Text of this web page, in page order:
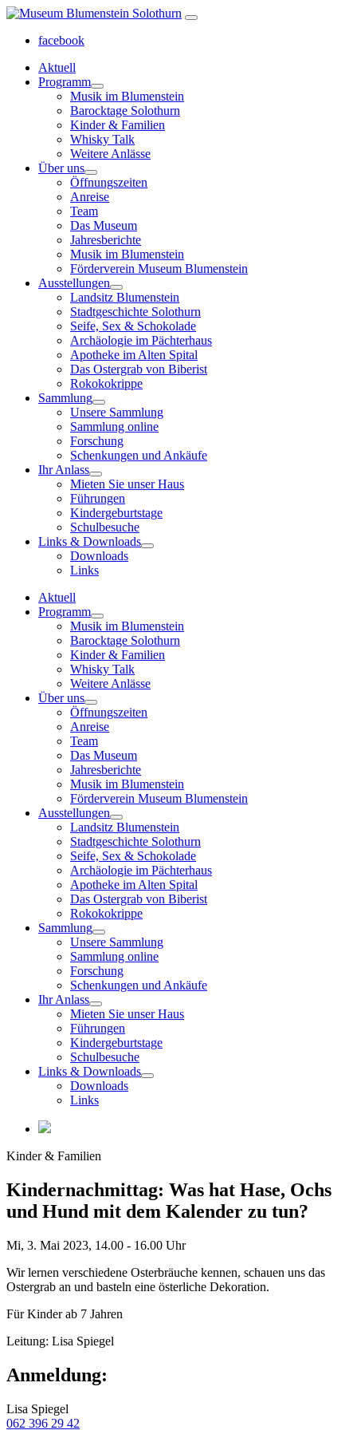
facebook
Aktuell
Programm
Musik im Blumenstein
Barocktage Solothurn
Kinder & Familien
Whisky Talk
Weitere Anlässe
Über uns
Öffnungszeiten
Anreise
Team
Das Museum
Jahresberichte
Musik im Blumenstein
Förderverein Museum Blumenstein
Ausstellungen
Landsitz Blumenstein
Stadtgeschichte Solothurn
Seife, Sex & Schokolade
Archäologie im Pächterhaus
Apotheke im Alten Spital
Das Ostergrab von Biberist
Rokokokrippe
Sammlung
Unsere Sammlung
Sammlung online
Forschung
Schenkungen und Ankäufe
Ihr Anlass
Mieten Sie unser Haus
Führungen
Kindergeburtstage
Schulbesuche
Links & Downloads
Downloads
Links
Aktuell
Programm
Musik im Blumenstein
Barocktage Solothurn
Kinder & Familien
Whisky Talk
Weitere Anlässe
Über uns
Öffnungszeiten
Anreise
Team
Das Museum
Jahresberichte
Musik im Blumenstein
Förderverein Museum Blumenstein
Ausstellungen
Landsitz Blumenstein
Stadtgeschichte Solothurn
Seife, Sex & Schokolade
Archäologie im Pächterhaus
Apotheke im Alten Spital
Das Ostergrab von Biberist
Rokokokrippe
Sammlung
Unsere Sammlung
Sammlung online
Forschung
Schenkungen und Ankäufe
Ihr Anlass
Mieten Sie unser Haus
Führungen
Kindergeburtstage
Schulbesuche
Links & Downloads
Downloads
Links
Kinder & Familien
Kindernachmittag: Was hat Hase, Ochs
und Hund mit dem Kalender zu tun?
Mi, 3. Mai 2023, 14.00 - 16.00 Uhr
Wir lernen verschiedene Osterbräuche kennen, schauen uns das
Ostergrab an und basteln eine österliche Dekoration.
Für Kinder ab 7 Jahren
Leitung: Lisa Spiegel
Anmeldung:
Lisa Spiegel
062 396 29 42